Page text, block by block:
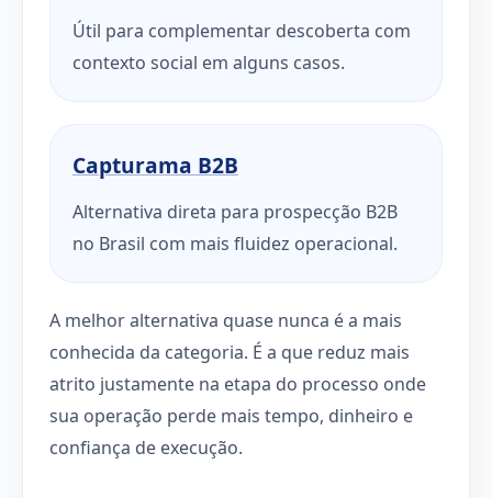
Útil para complementar descoberta com
contexto social em alguns casos.
Capturama B2B
Alternativa direta para prospecção B2B
no Brasil com mais fluidez operacional.
A melhor alternativa quase nunca é a mais
conhecida da categoria. É a que reduz mais
atrito justamente na etapa do processo onde
sua operação perde mais tempo, dinheiro e
confiança de execução.